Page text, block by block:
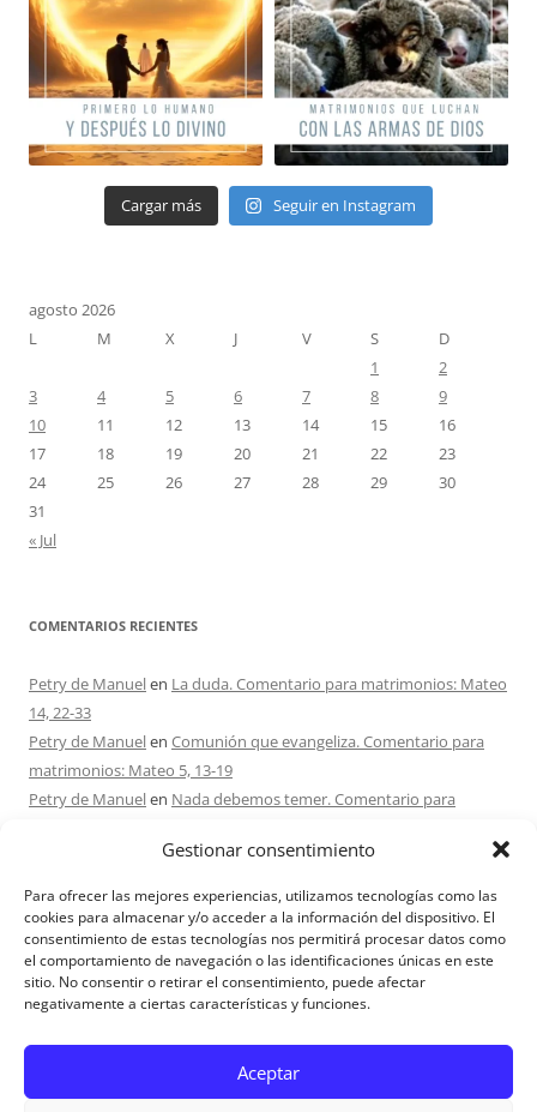
Gestionar consentimiento
Para ofrecer las mejores experiencias, utilizamos tecnologías como las
cookies para almacenar y/o acceder a la información del dispositivo. El
consentimiento de estas tecnologías nos permitirá procesar datos como
el comportamiento de navegación o las identificaciones únicas en este
sitio. No consentir o retirar el consentimiento, puede afectar
negativamente a ciertas características y funciones.
Aceptar
Cargar más Seguir en Instagram
agosto 2026
L
M X J V S
D
1
2
3
4 5 6 7 8
9
10
11 12 13 14 15
16
17
18 19 20 21 22
23
24
25 26 27 28 29
30
31
« Jul
COMENTARIOS RECIENTES
Petry de Manuelen La duda. Comentario para matrimonios: Mateo
14, 22-33
Petry de Manuelen Comunión que evangeliza. Comentario para
matrimonios: Mateo 5, 13-19
Petry de Manuelen Nada debemos temer. Comentario para
Nada debemos temer. Comentario para
matrimonios: Mateo 17, 1-9
Ana rosa caicedoenConfío en Ti. Comentario para matrimonios:
Mateo 15, 21-28